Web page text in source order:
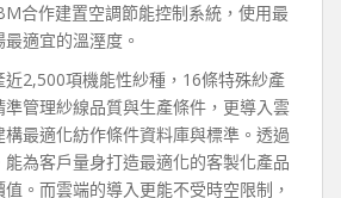
合作建置空調節能控制系統，使用最
適宜的溫溼度。
近2,500項機能性紗種，16條特殊紗產
管理紗線品質與生產條件，更導入雲
最適化紡作條件資料庫與標準。透過
為客戶量身打造最適化的客製化產品
。而雲端的導入更能不受時空限制，